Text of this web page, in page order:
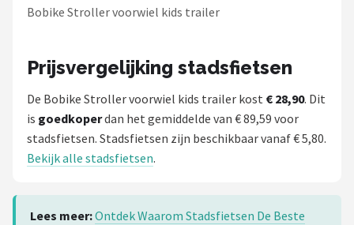
Bobike Stroller voorwiel kids trailer
Prijsvergelijking stadsfietsen
De Bobike Stroller voorwiel kids trailer kost € 28,90. Dit
is goedkoperdan het gemiddelde van € 89,59 voor
stadsfietsen. Stadsfietsen zijn beschikbaar vanaf € 5,80.
Bekijk alle stadsfietsen.
Lees meer:Ontdek Waarom Stadsfietsen De Beste